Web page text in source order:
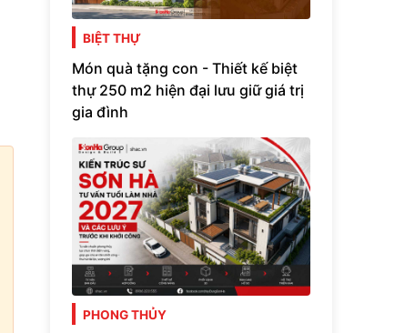
BIỆT THỰ
Món quà tặng con - Thiết kế biệt
thự 250 m2 hiện đại lưu giữ giá trị
gia đình
PHONG THỦY